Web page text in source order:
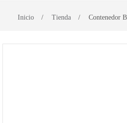
TANER EN
(55)
Inicio Tienda Contenedor